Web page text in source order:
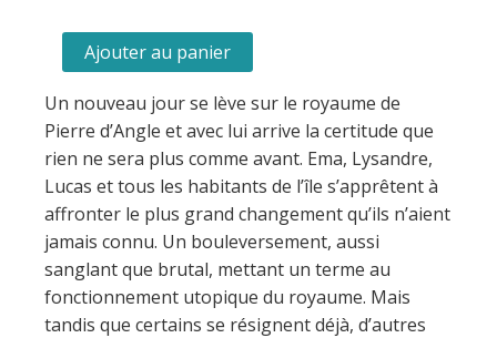
Le
Royaume
de
Pierre
d'Angle
-
Livre
4
-
Tome
4
Ajouter au panier
Un nouveau jour se lève sur le royaume de
Pierre d’Angle et avec lui arrive la certitude que
rien ne sera plus comme avant. Ema, Lysandre,
Lucas et tous les habitants de l’île s’apprêtent à
affronter le plus grand changement qu’ils n’aient
jamais connu. Un bouleversement, aussi
sanglant que brutal, mettant un terme au
fonctionnement utopique du royaume. Mais
tandis que certains se résignent déjà, d’autres